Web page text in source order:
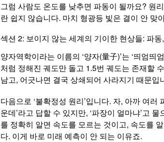
그럼 사람도 온도를 낮추면 파동이 될까요? 원
란 쉽지 않습니다. 마치 형광등 빛은 결이 안
섹션 2: 보이지 않는 세계의 기이한 현상들: 파
양자역학이라는 이름의 ‘양자(量子)’는 ‘띄엄
처럼 정해진 궤도만 돌고 1.5번 궤도는 존재할
남고, 어긋나면 결국 상쇄되어 사라지기 때문입
다음으로 ‘불확정성 원리’입니다. 자, 아까 여
운데’라고 답할 수 있지만, ‘파장이 얼마냐’고
를 정확히 알면 속도를 모르는 것이고, 속도를
다. 이게 바로 미래 예측이 안 되는 이유죠.